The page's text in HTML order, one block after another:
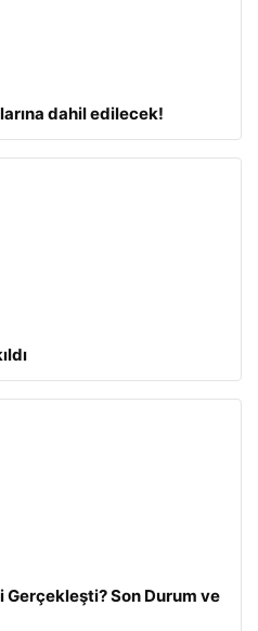
dahil edilecek!
Gerçekleşti? Son Durum ve